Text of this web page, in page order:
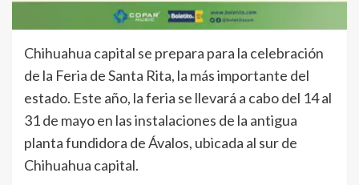
Chihuahua capital se prepara para la celebración
de la Feria de Santa Rita, la más importante del
estado. Este año, la feria se llevará a cabo del 14 al
31 de mayo en las instalaciones de la antigua
planta fundidora de Ávalos, ubicada al sur de
Chihuahua capital.